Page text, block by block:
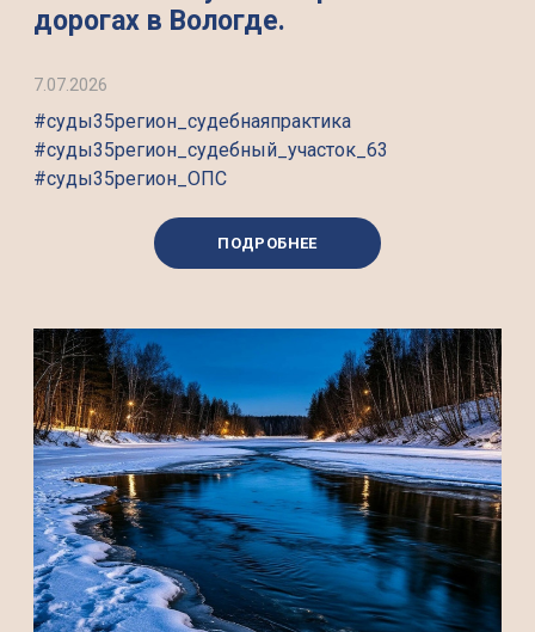
дорогах в Вологде.
7.07.2026
#суды35регион_судебнаяпрактика
#суды35регион_судебный_участок_63
#суды35регион_ОПС
ПОДРОБНЕЕ